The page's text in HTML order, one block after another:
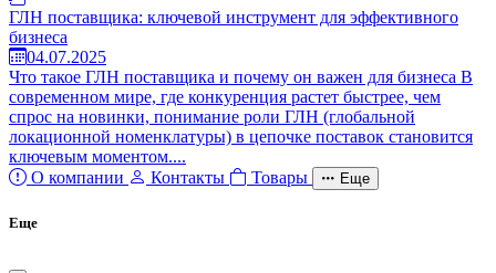
ГЛН поставщика: ключевой инструмент для эффективного
бизнеса
04.07.2025
Что такое ГЛН поставщика и почему он важен для бизнеса В
современном мире, где конкуренция растет быстрее, чем
спрос на новинки, понимание роли ГЛН (глобальной
локационной номенклатуры) в цепочке поставок становится
ключевым моментом....
О компании
Контакты Товары Еще
Еще